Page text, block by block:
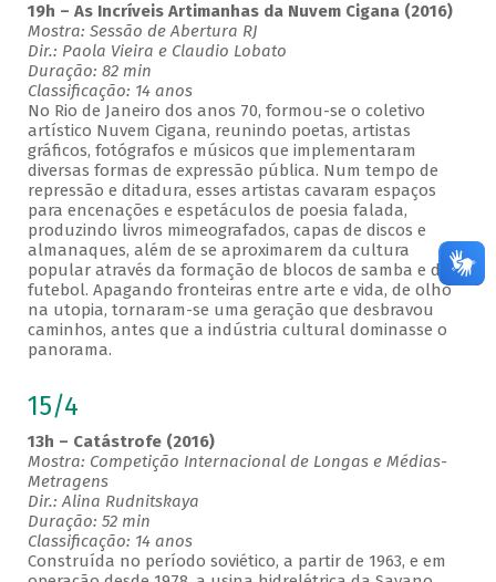
19h – As Incríveis Artimanhas da Nuvem Cigana (2016)
Mostra: Sessão de Abertura RJ
Dir.: Paola Vieira e Claudio Lobato
Duração: 82 min
Classificação: 14 anos
No Rio de Janeiro dos anos 70, formou-se o coletivo
artístico Nuvem Cigana, reunindo poetas, artistas
gráficos, fotógrafos e músicos que implementaram
diversas formas de expressão pública. Num tempo de
repressão e ditadura, esses artistas cavaram espaços
para encenações e espetáculos de poesia falada,
produzindo livros mimeografados, capas de discos e
almanaques, além de se aproximarem da cultura
popular através da formação de blocos de samba e do
futebol. Apagando fronteiras entre arte e vida, de olho
na utopia, tornaram-se uma geração que desbravou
caminhos, antes que a indústria cultural dominasse o
panorama.
15/4
13h – Catástrofe (2016)
Mostra: Competição Internacional de Longas e Médias-
Metragens
Dir.: Alina Rudnitskaya
Duração: 52 min
Classificação: 14 anos
Construída no período soviético, a partir de 1963, e em